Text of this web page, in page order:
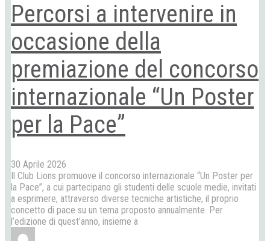
Percorsi a intervenire in
occasione della
premiazione del concorso
internazionale “Un Poster
per la Pace”
30 Aprile 2026
Il Club Lions promuove il concorso internazionale “Un Poster per
la Pace”, a cui partecipano gli studenti delle scuole medie, invitati
a esprimere, attraverso diverse tecniche artistiche, il proprio
concetto di pace su un tema proposto annualmente. Per
l’edizione di quest’anno, insieme a